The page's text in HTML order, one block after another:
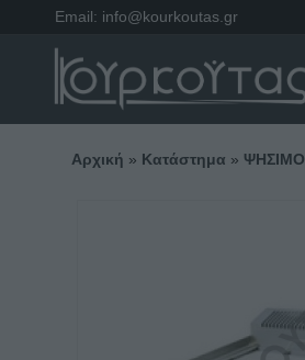
Email: info@kourkoutas.gr
Αρχική » Κατάστημα » ΨΗΣΙΜΟ